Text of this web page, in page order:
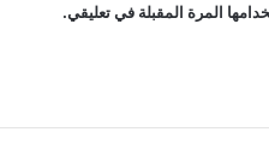
المرة المقبلة في تعليقي.